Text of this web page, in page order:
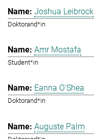
Joshua Leibrock
Doktorand*in
Amr Mostafa
Student*in
Eanna O'Shea
Doktorand*in
Auguste Palm